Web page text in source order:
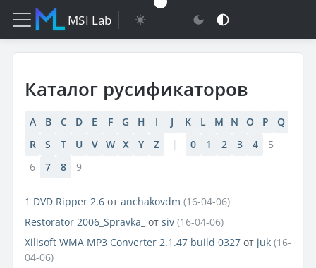
MSI Lab
Каталог русификаторов
A B C D E F G H I J K L M N O P
Q
R
S T U V W X Y Z | 0 1 2 3 4
5
6
7 8 9
1 DVD Ripper 2.6 от anchakovdm (16-04-06)
Restorator 2006_Spravka_ от siv (16-04-06)
Xilisoft WMA MP3 Converter 2.1.47 build 0327 от juk (16-
04-06)